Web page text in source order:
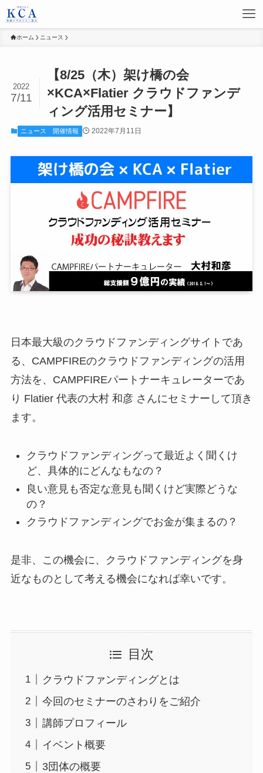
ホーム ニュース
【8/25（木）架け橋の会
×KCA×Flatier クラウドファンデ
ィング活用セミナー】
2022
7/11
ニュース 開催情報 2022年7月11日
日本最大級のクラウドファンディングサイトであ
る、CAMPFIREのクラウドファンディングの活用
方法を、CAMPFIREパートナーキュレーターであ
り Flatier 代表の大村 和彦 さんにセミナーして頂き
ます。
クラウドファンディングって最近よく聞くけ
ど、具体的にどんなもなの？
良い意見も否定な意見も聞くけど実際どうな
の？
クラウドファンディングでお金が集まるの？
是非、この機会に、クラウドファンディングを身
近なものとして考える機会になれば幸いです。
目次
クラウドファンディングとは
今回のセミナーのさわりをご紹介
講師プロフィール
イベント概要
3団体の概要